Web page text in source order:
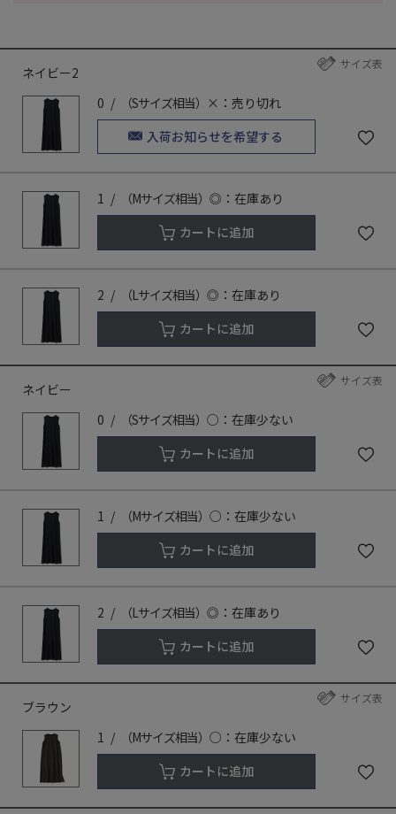
サイズ表
ネイビー2
0
（Sサイズ相当） ×：売り切れ
入荷お知らせを希望する
1 （Mサイズ相当） ◎：在庫あり
カートに追加
2 （Lサイズ相当） ◎：在庫あり
カートに追加
サイズ表
ネイビー
0
（Sサイズ相当） ○：在庫少ない
カートに追加
1 （Mサイズ相当） ○：在庫少ない
カートに追加
2 （Lサイズ相当） ◎：在庫あり
カートに追加
サイズ表
ブラウン
1
（Mサイズ相当） ○：在庫少ない
カートに追加